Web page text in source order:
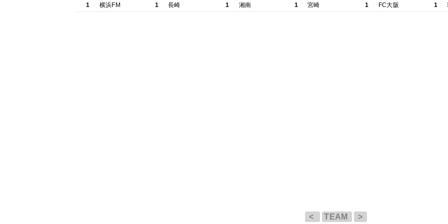
1 横浜FM 1 長崎 1 湘南 1 宮崎 1 FC大阪 1
< TEAM >